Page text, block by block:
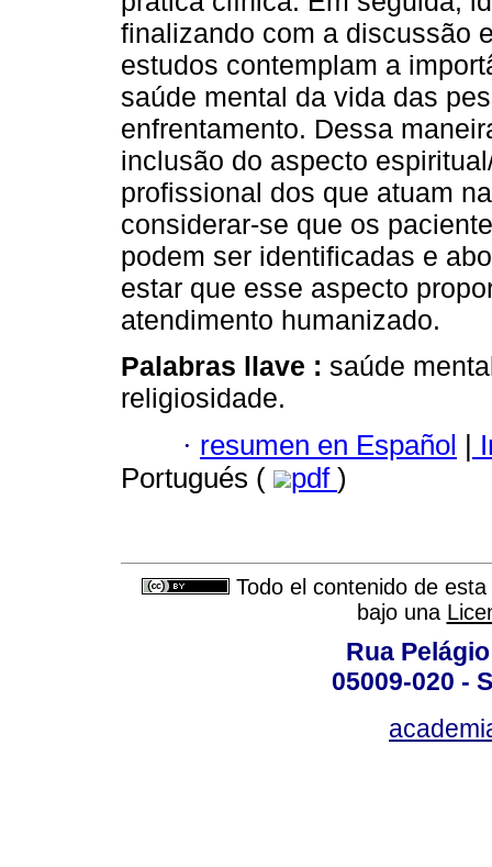
finalizando com a discussão
estudos contemplam a
saúde mental da vida das
enfrentamento. Dessa
inclusão do aspecto
profissional dos que atuam
considerar-se que os
podem ser identificadas e
estar que esse aspecto
atendimento humanizado.
Palabras llave : saúde
religiosidade.
· resumen en Español |
Portugués (
pdf )
Todo el contenido de
bajo una
Rua
05009-020 -